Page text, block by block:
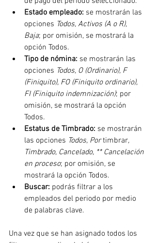
Estado empleado: se mostrarán las
opciones Todos, Activos (A o R),
Baja; por omisión, se mostrará la
opción Todos.
Tipo de nómina: se mostrarán las
opciones Todos, O (Ordinario), F
(Finiquito), FO (Finiquito ordinario),
FI (Finiquito indemnización); por
omisión, se mostrará la opción
Todos.
Estatus de Timbrado: se mostrarán
las opciones Todos, Por timbrar,
Timbrado, Cancelado, ** Cancelación
en proceso; por omisión, se
mostrará la opción Todos.
Buscar: podrás filtrar a los
empleados del periodo por medio
de palabras clave.
Una vez que se han asignado todos los